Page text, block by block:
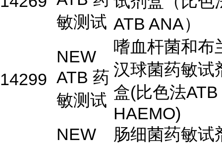
敏测试 ATB ANA）
14299
NEW
ATB 药
敏测试
嗜血杆菌和布
汉球菌药敏试
盒(比色法ATB
HAEMO)
NEW
肠细菌药敏试